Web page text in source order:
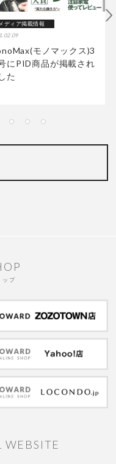
メディア掲載情報
モノマックス)3
にPID商品が掲載され
た
ップ
WEBSITE